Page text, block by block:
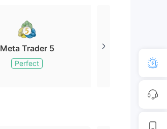
Meta Trader 5
Perfect